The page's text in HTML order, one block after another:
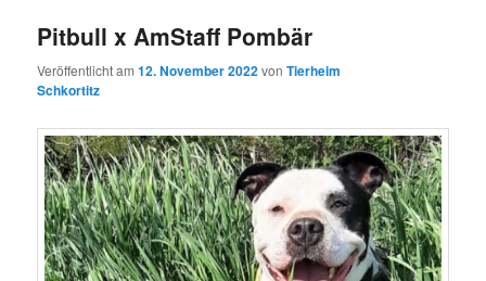
Pitbull x AmStaff Pombär
Veröffentlicht am12. November 2022vonTierheim
Schkortitz